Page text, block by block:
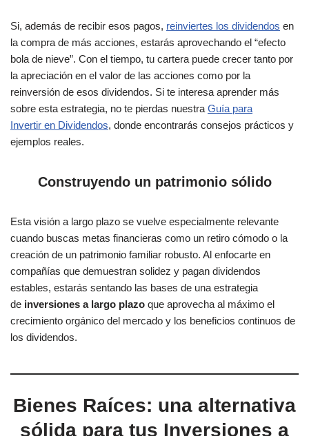
Si, además de recibir esos pagos, reinviertes los dividendos en
la compra de más acciones, estarás aprovechando el “efecto
bola de nieve”. Con el tiempo, tu cartera puede crecer tanto por
la apreciación en el valor de las acciones como por la
reinversión de esos dividendos. Si te interesa aprender más
sobre esta estrategia, no te pierdas nuestraGuía para
Invertir en Dividendos, donde encontrarás consejos prácticos y
ejemplos reales.
Construyendo un patrimonio sólido
Esta visión a largo plazo se vuelve especialmente relevante
cuando buscas metas financieras como un retiro cómodo o la
creación de un patrimonio familiar robusto. Al enfocarte en
compañías que demuestran solidez y pagan dividendos
estables, estarás sentando las bases de una estrategia
de inversiones a largo plazo que aprovecha al máximo el
crecimiento orgánico del mercado y los beneficios continuos de
los dividendos.
Bienes Raíces: una alternativa
sólida para tus Inversiones a